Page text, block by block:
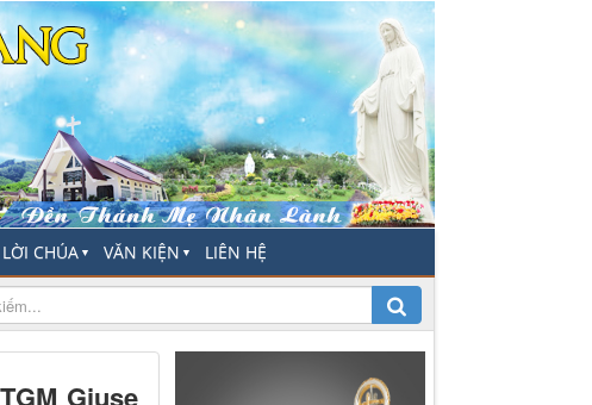
CHÚA ▼ VĂN KIỆN ▼ LIÊN HỆ
Giuse